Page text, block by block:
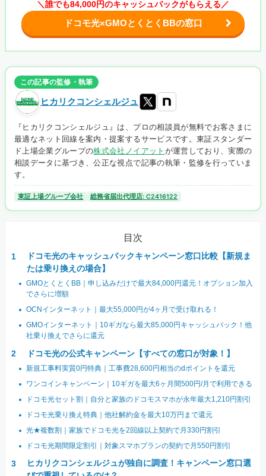
＼誰でも84,000円のキャッシュバックがもらえる／
ドコモ光×GMOとくとくBBの窓口
この記事の監修・執筆
ヒカリクコンシェルジュ
『ヒカリクコンシェルジュ』は、プロの相談員が無料でお客さまに
最適なネット回線を案内・提案するサービスです。東証スタンダー
ド上場企業グループの株式会社ノイアット が運営しており、実際の
相談データに基づき、公正な視点で記事の執筆・監修を行っていま
す。
東証上場グループ会社 総務省届出代理店: C2416122
目次
ドコモ光のキャッシュバックキャンペーン窓口比較【新規ま
たは乗り換えの場合】
GMOとくとくBB｜申し込みだけで最大84,000円還元！オプション加入
でさらに増額
OCNインターネット｜最大55,000円が4ヶ月で受け取れる！
GMOインターネット｜10ギガなら最大85,000円キャッシュバック！他
社乗り換えでさらに還元
ドコモ光の公式キャンペーン【すべての窓口が対象！】
新規工事料実質0円特典｜工事費28,600円相当のdポイントを還元
ワンコインキャンペーン｜10ギガを最大6ヶ月間500円/月で利用できる
ドコモ光セット割｜自分と家族のドコモスマホが永年最大1,210円割引
ドコモ光乗り換え特典｜他社解約金を最大10万円まで還元
光★複数割｜家族でドコモ光を2回線以上契約で月330円割引
ドコモ光期間限定割引｜対象スマホプランの契約で月550円割引
ヒカリクコンシェルジュが独自に調査！キャンペーン窓口選